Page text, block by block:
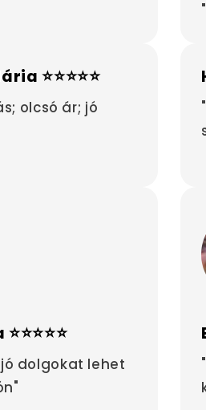
⭐⭐⭐⭐⭐
olcsó ár; jó
dolgokat lehet